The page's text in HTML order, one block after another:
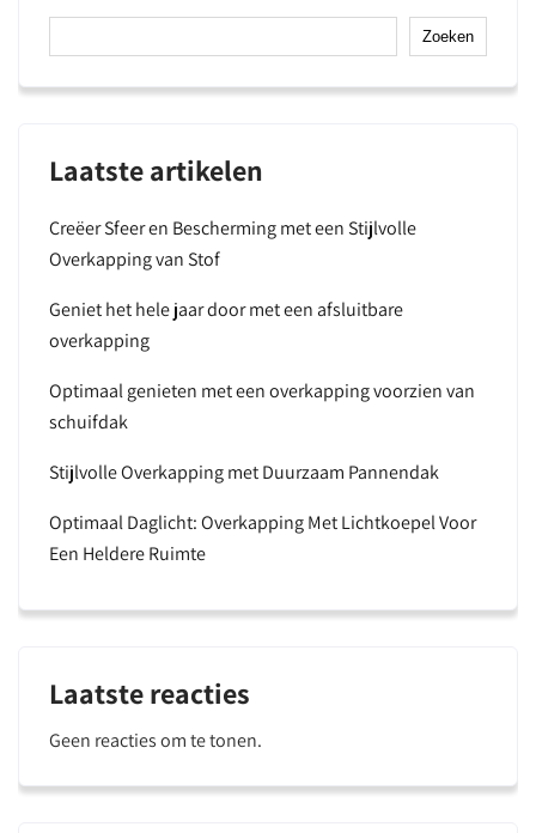
Zoeken
Laatste artikelen
Creëer Sfeer en Bescherming met een Stijlvolle
Overkapping van Stof
Geniet het hele jaar door met een afsluitbare
overkapping
Optimaal genieten met een overkapping voorzien van
schuifdak
Stijlvolle Overkapping met Duurzaam Pannendak
Optimaal Daglicht: Overkapping Met Lichtkoepel Voor
Een Heldere Ruimte
Laatste reacties
Geen reacties om te tonen.